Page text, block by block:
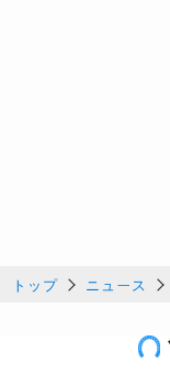
トップ ニュース